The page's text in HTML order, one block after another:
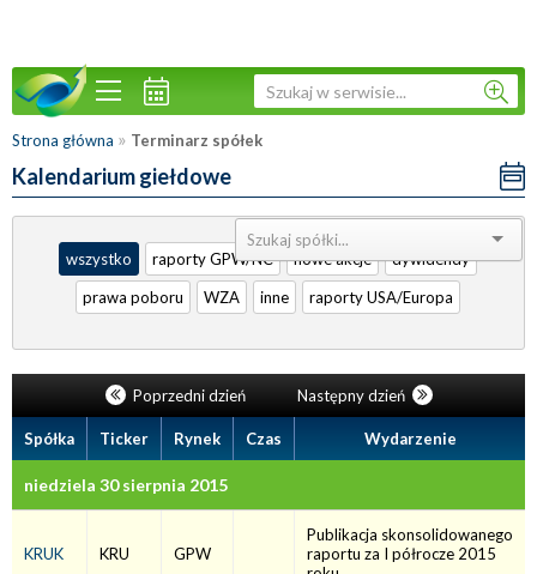
Strona główna » Terminarz spółek
Kalendarium giełdowe
Sortuj:
wszystko
raporty GPW/NC nowe akcje
dywidendy
prawa poboru
WZA inne raporty USA/Europa
Poprzedni dzień Następny dzień
Spółka Ticker Rynek Czas Wydarzenie
niedziela 30 sierpnia 2015
KRUK KRU GPW
Publikacja skonsolidowanego
raportu za I półrocze 2015